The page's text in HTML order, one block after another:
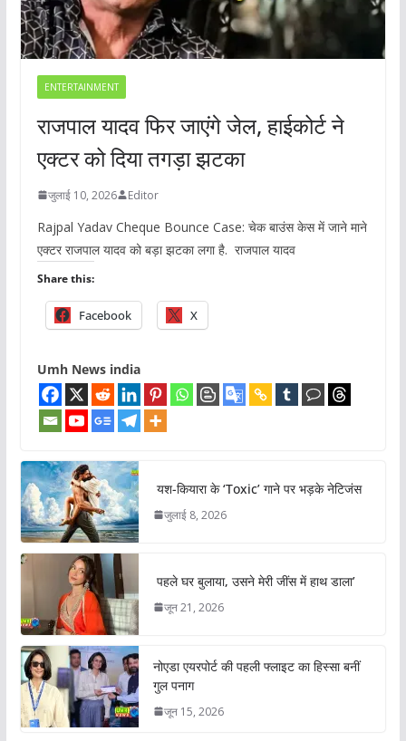
ENTERTAINMENT
राजपाल यादव फिर जाएंगे जेल, हाईकोर्ट ने
एक्टर को दिया तगड़ा झटका
जुलाई 10, 2026 Editor
Rajpal Yadav Cheque Bounce Case: चेक बाउंस केस में जाने माने
एक्टर राजपाल यादव को बड़ा झटका लगा है. राजपाल यादव
Share this:
Facebook X
Umh News india
यश-कियारा के ‘Toxic’ गाने पर भड़के नेटिजंस
जुलाई 8, 2026
पहले घर बुलाया, उसने मेरी जींस में हाथ डाला’
जून 21, 2026
नोएडा एयरपोर्ट की पहली फ्लाइट का हिस्सा बनीं
गुल पनाग
जून 15, 2026